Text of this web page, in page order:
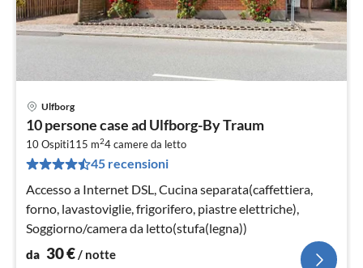
Ulfborg
10 persone case ad Ulfborg-By Traum
10 Ospiti115 m24camere da letto
45 recensioni
Accesso a Internet DSL, Cucina separata(caffettiera,
forno, lavastoviglie, frigorifero, piastre elettriche),
Soggiorno/camera da letto(stufa(legna))
da 30€/ notte